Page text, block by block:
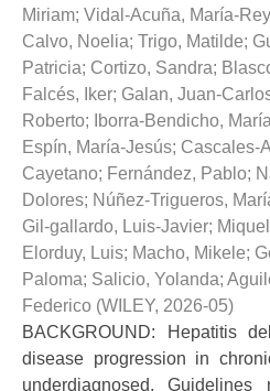
Miriam; Vidal-Acuña, María-
Calvo, Noelia; Trigo, Matilde;
Patricia; Cortizo, Sandra;
Falcés, Iker; Galan, Juan-
Roberto; Iborra-Bendicho,
Espín, María-Jesús; Cascales-
Cayetano; Fernández, Pablo;
Dolores; Núñez-Trigueros,
Gil-gallardo, Luis-Javier;
Elorduy, Luis; Macho, Mikele;
Paloma; Salicio, Yolanda;
Federico (WILEY, 2026-05)
BACKGROUND: Hepatitis
disease progression in
underdiagnosed. Guidelines